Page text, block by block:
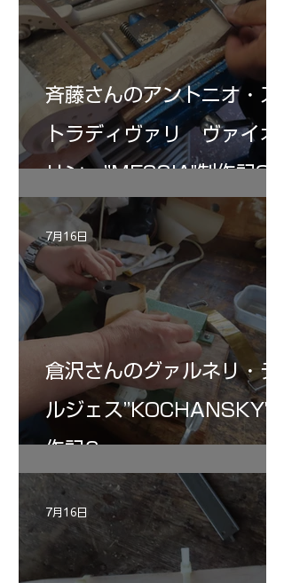
斉藤さんのアントニオ・ス
トラディヴァリ ヴァイオ
リン ”MESSIA"制作記32
倉沢さんのグァルネリ・デ
ルジェス”KOCHANSKY"制
作記6
7月16日
7月16日